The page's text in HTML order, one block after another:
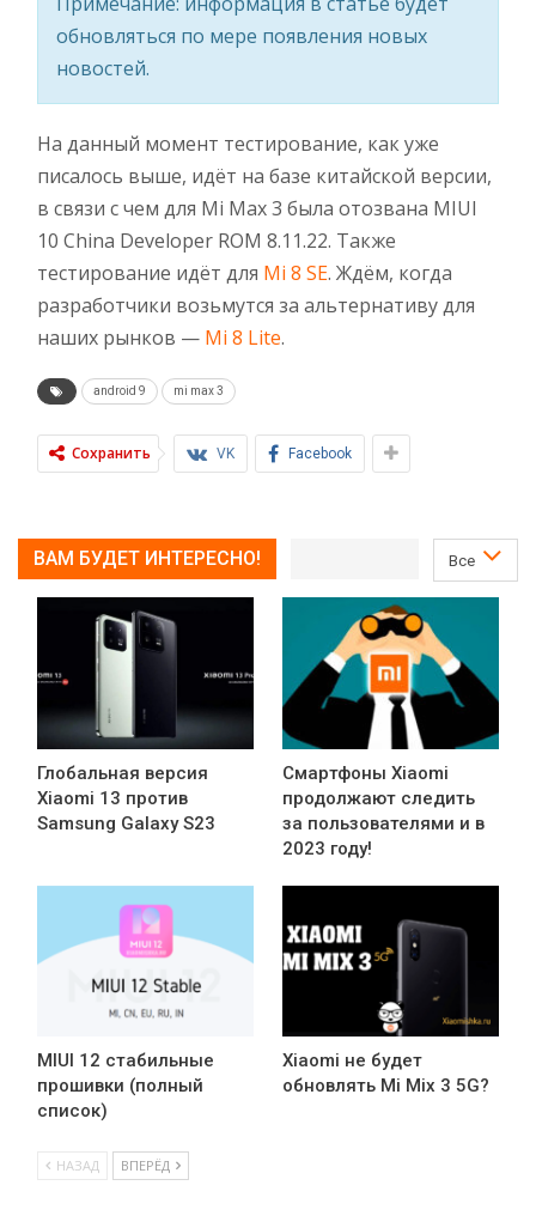
обновляться по мере появления новых
новостей.
На данный момент тестирование, как уже
писалось выше, идёт на базе китайской версии,
в связи с чем для Mi Max 3 была отозвана MIUI
10 China Developer ROM 8.11.22. Также
тестирование идёт для Mi 8 SE. Ждём, когда
разработчики возьмутся за альтернативу для
наших рынков — Mi 8 Lite.
android 9 mi max 3
Сохранить VK Facebook
Все
ВАМ БУДЕТ ИНТЕРЕСНО!
Глобальная версия
Xiaomi 13 против
Samsung Galaxy S23
Смартфоны Xiaomi
продолжают следить
за пользователями и в
2023 году!
MIUI 12 стабильные
прошивки (полный
список)
Xiaomi не будет
обновлять Mi Mix 3 5G?
НАЗАД ВПЕРЁД